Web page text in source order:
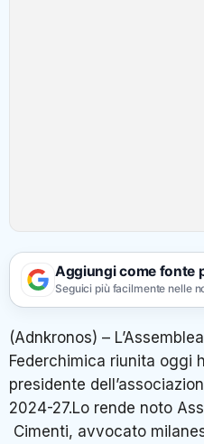
Aggiungi come fonte
Seguici più facilmente nelle
(Adnkronos) –
Federchimica riunita oggi
presidente
2024-27.Lo rende noto
Cimenti, avvocato